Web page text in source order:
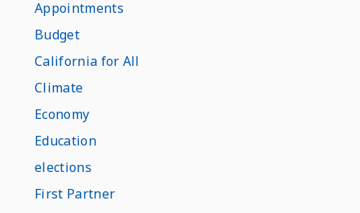
Appointments
Budget
California for All
Climate
Economy
Education
elections
First Partner